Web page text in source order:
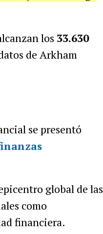
los 33.630
de Arkham
se presentó
global de las
como
financiera.